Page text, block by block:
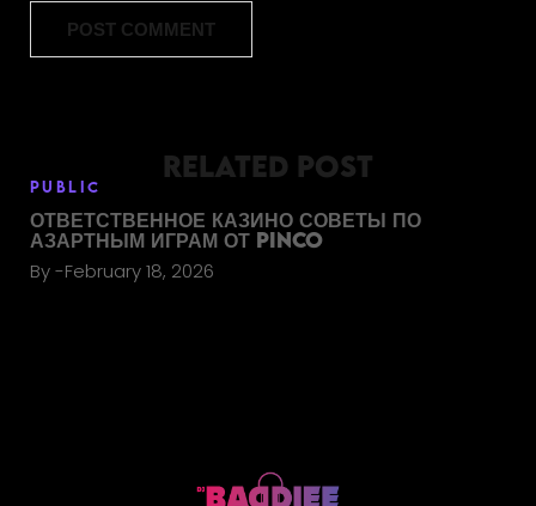
RELATED POST
PUBLIC
ОТВЕТСТВЕННОЕ КАЗИНО СОВЕТЫ ПО
АЗАРТНЫМ ИГРАМ ОТ PINCO
By
February 18, 2026